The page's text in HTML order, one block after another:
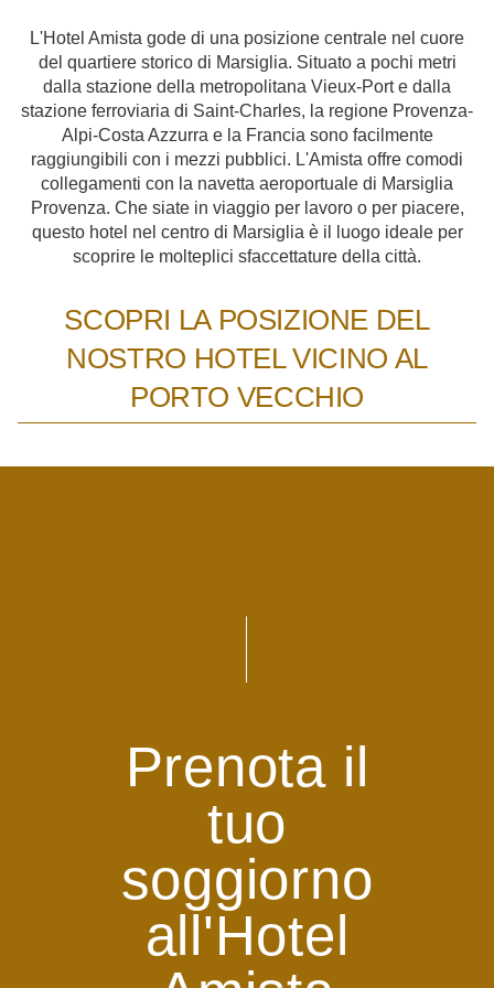
L'Hotel Amista gode di una posizione centrale nel cuore
del quartiere storico di Marsiglia. Situato a pochi metri
dalla stazione della metropolitana Vieux-Port e dalla
stazione ferroviaria di Saint-Charles, la regione Provenza-
Alpi-Costa Azzurra e la Francia sono facilmente
raggiungibili con i mezzi pubblici. L'Amista offre comodi
collegamenti con la navetta aeroportuale di Marsiglia
Provenza. Che siate in viaggio per lavoro o per piacere,
questo hotel nel centro di Marsiglia è il luogo ideale per
scoprire le molteplici sfaccettature della città.
SCOPRI LA POSIZIONE DEL
NOSTRO HOTEL VICINO AL
PORTO VECCHIO
Prenota il
tuo
soggiorno
all'Hotel